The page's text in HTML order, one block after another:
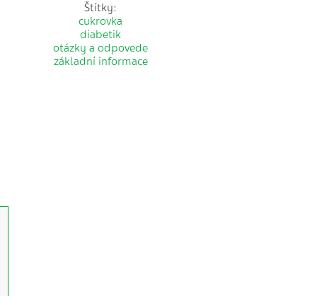
Štítky:
cukrovka
diabetik
otázky a odpovede
základní informace